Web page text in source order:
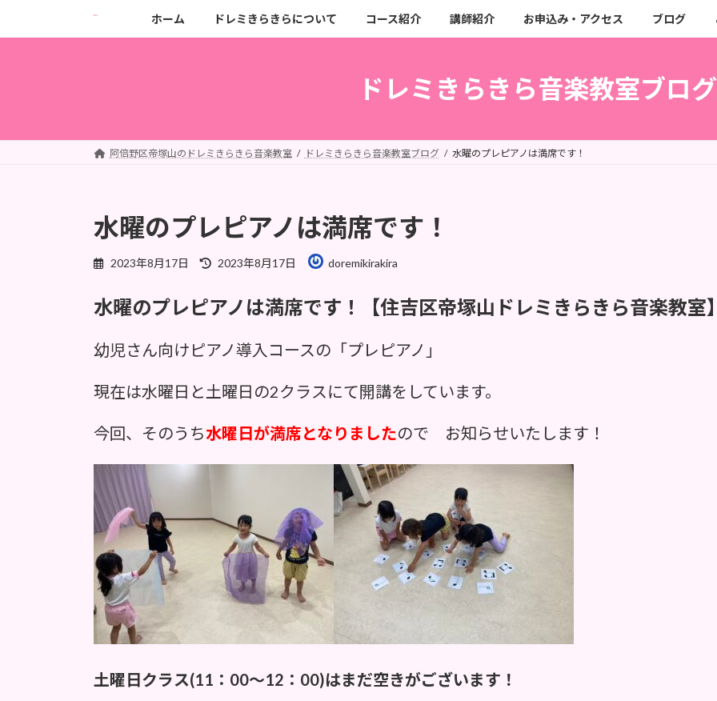
キ
に
ホーム ドレミきらきらについて コース紹介 講師紹介 お申込み・アクセス ブログ
ドレミきらきら音楽教室ブログ
阿倍野区帝塚山のドレミきらきら音楽教室 ドレミきらきら音楽教室ブログ 水曜のプレピアノは満席です！
水曜のプレピアノは満席です！
2023年8月17日
最
新
:
2023年8月17日 doremikirakira
水曜のプレピアノは満席です！【住吉区帝塚山ドレミきらきら音楽教室
幼児さん向けピアノ導入コースの「プレピアノ」
現在は水曜日と土曜日の2クラスにて開講をしています。
今回、そのうち水曜日が満席となりましたので お知らせいたします！
土曜日クラス(11：00～12：00)はまだ空きがございます！